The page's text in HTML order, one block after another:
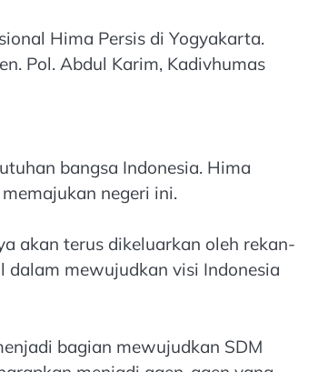
Hima Persis di Yogyakarta.
Pol. Abdul Karim, Kadivhumas
bangsa Indonesia. Hima
negeri ini.
akan terus dikeluarkan oleh rekan-
dalam mewujudkan visi Indonesia
bagian mewujudkan SDM